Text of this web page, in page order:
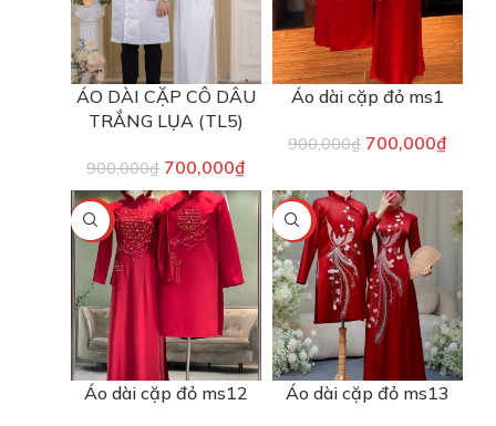
ÁO DÀI CẶP CÔ DÂU
TRẮNG LỤA (TL5)
900,000₫ 700,000₫
Áo dài cặp đỏ ms1
900,000₫ 700,000₫
-22%
Áo dài cặp đỏ ms12
-22%
Áo dài cặp đỏ ms13